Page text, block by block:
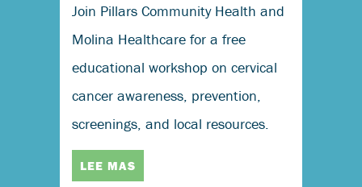
Join Pillars Community Health and
Molina Healthcare for a free
educational workshop on cervical
cancer awareness, prevention,
screenings, and local resources.
LEE MAS